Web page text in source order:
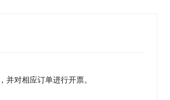
并对相应订单进行开票。